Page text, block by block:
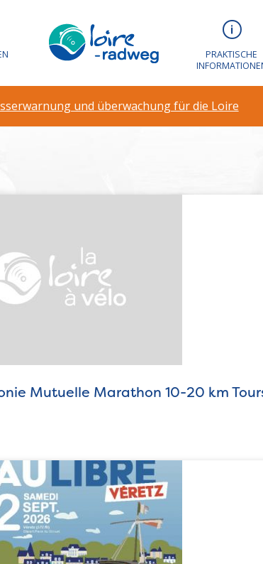
PRAKTISCHE
und überwachung für die Loire
Mutuelle Marathon 10-20 km